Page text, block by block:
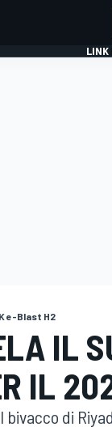
LINK
e-Blast H2
IL
IL
di